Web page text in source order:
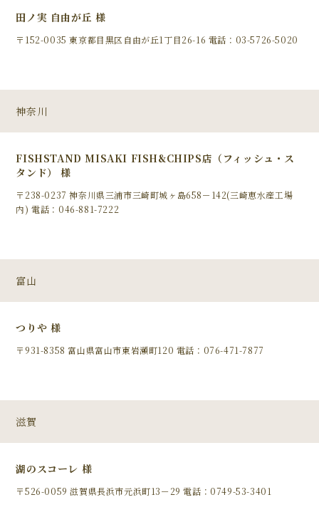
田ノ実 自由が丘 様
〒152-0035 東京都目黒区自由が丘1丁目26-16 電話：03-5726-5020
神奈川
FISHSTAND MISAKI FISH&CHIPS店（フィッシュ・ス
タンド） 様
〒238-0237 神奈川県三浦市三崎町城ヶ島658－142(三崎恵水産工場
内) 電話：046-881-7222
富山
つりや 様
〒931-8358 富山県富山市東岩瀬町120 電話：076-471-7877
滋賀
湖のスコーレ 様
〒526-0059 滋賀県長浜市元浜町13－29 電話：0749-53-3401